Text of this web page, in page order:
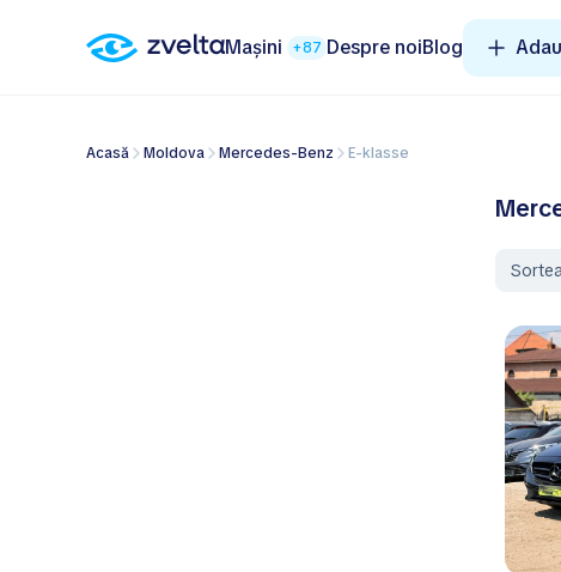
Mașini +87 Despre noiBlog
Acasă Moldova Mercedes-Benz E-klasse